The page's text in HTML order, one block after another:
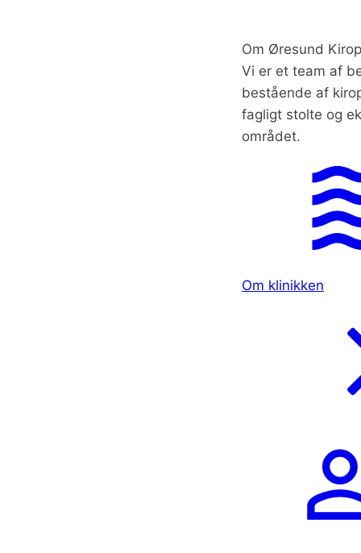
Om Øresund
Vi er et team af
bestående af
fagligt stolte og
området.
Om klinikken